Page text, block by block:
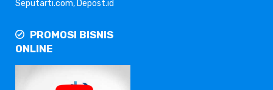
ONLINE